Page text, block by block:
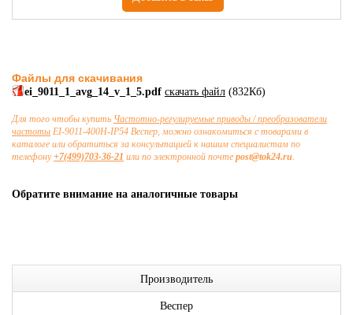
Файлы для скачивания
ei_9011_1_avg_14_v_1_5.pdf скачать файл (832Кб)
Для того чтобы купить Частотно-регулируемые приводы / преобразователи
частоты EI-9011-400H-IP54 Веспер, можно ознакомиться с товарами в
каталоге или обратиться за консультацией к нашим специалистам по
телефону+7(499)703-36-21 или по электронной почте post@tok24.ru.
Обратите внимание на аналогичные товары
Производитель
Веспер